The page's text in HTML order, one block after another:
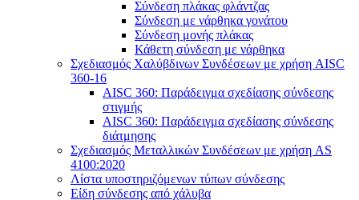
Σύνδεση πλάκας φλάντζας
Σύνδεση με νάρθηκα γονάτου
Σύνδεση μονής πλάκας
Κάθετη σύνδεση με νάρθηκα
Σχεδιασμός Χαλύβδινων Συνδέσεων με χρήση AISC
360-16
AISC 360: Παράδειγμα σχεδίασης σύνδεσης
στιγμής
AISC 360: Παράδειγμα σχεδίασης σύνδεσης
διάτμησης
Σχεδιασμός Μεταλλικών Συνδέσεων με χρήση AS
4100:2020
Λίστα υποστηριζόμενων τύπων σύνδεσης
Είδη σύνδεσης από χάλυβα